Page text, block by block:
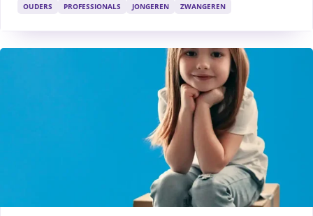
OUDERS PROFESSIONALS JONGEREN ZWANGEREN